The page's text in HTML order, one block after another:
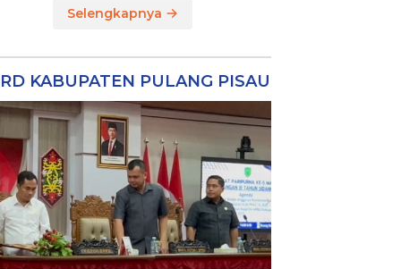
Selengkapnya
KABUPATEN PULANG PISAU